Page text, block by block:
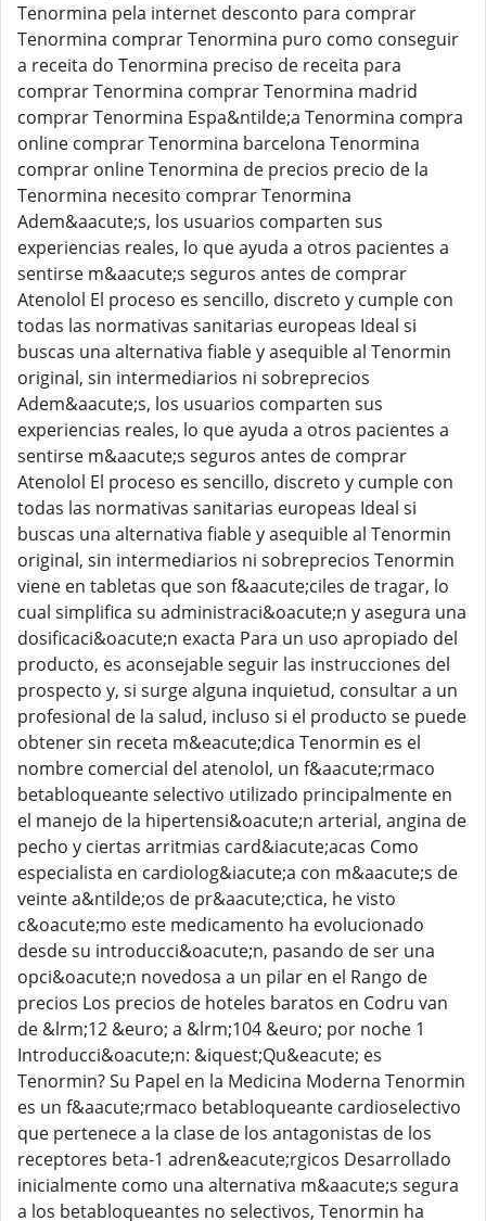
Tenormina pela internet desconto para comprar
Tenormina comprar Tenormina puro como conseguir
a receita do Tenormina preciso de receita para
comprar Tenormina comprar Tenormina madrid
comprar Tenormina Espa&ntilde;a Tenormina compra
online comprar Tenormina barcelona Tenormina
comprar online Tenormina de precios precio de la
Tenormina necesito comprar Tenormina
Adem&aacute;s, los usuarios comparten sus
experiencias reales, lo que ayuda a otros pacientes a
sentirse m&aacute;s seguros antes de comprar
Atenolol El proceso es sencillo, discreto y cumple con
todas las normativas sanitarias europeas Ideal si
buscas una alternativa fiable y asequible al Tenormin
original, sin intermediarios ni sobreprecios
Adem&aacute;s, los usuarios comparten sus
experiencias reales, lo que ayuda a otros pacientes a
sentirse m&aacute;s seguros antes de comprar
Atenolol El proceso es sencillo, discreto y cumple con
todas las normativas sanitarias europeas Ideal si
buscas una alternativa fiable y asequible al Tenormin
original, sin intermediarios ni sobreprecios Tenormin
viene en tabletas que son f&aacute;ciles de tragar, lo
cual simplifica su administraci&oacute;n y asegura una
dosificaci&oacute;n exacta Para un uso apropiado del
producto, es aconsejable seguir las instrucciones del
prospecto y, si surge alguna inquietud, consultar a un
profesional de la salud, incluso si el producto se puede
obtener sin receta m&eacute;dica Tenormin es el
nombre comercial del atenolol, un f&aacute;rmaco
betabloqueante selectivo utilizado principalmente en
el manejo de la hipertensi&oacute;n arterial, angina de
pecho y ciertas arritmias card&iacute;acas Como
especialista en cardiolog&iacute;a con m&aacute;s de
veinte a&ntilde;os de pr&aacute;ctica, he visto
c&oacute;mo este medicamento ha evolucionado
desde su introducci&oacute;n, pasando de ser una
opci&oacute;n novedosa a un pilar en el Rango de
precios Los precios de hoteles baratos en Codru van
de &lrm;12 &euro; a &lrm;104 &euro; por noche 1
Introducci&oacute;n: &iquest;Qu&eacute; es
Tenormin? Su Papel en la Medicina Moderna Tenormin
es un f&aacute;rmaco betabloqueante cardioselectivo
que pertenece a la clase de los antagonistas de los
receptores beta-1 adren&eacute;rgicos Desarrollado
inicialmente como una alternativa m&aacute;s segura
a los betabloqueantes no selectivos, Tenormin ha